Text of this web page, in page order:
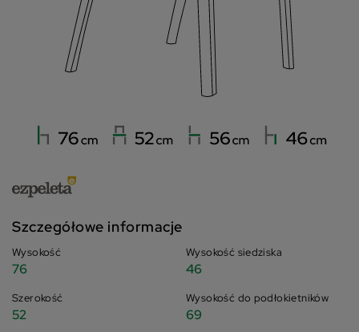
Szczegółowe informacje
Wysokość
76
Szerokość
52
Wysokość siedziska
46
Wysokość do podłokietników
69